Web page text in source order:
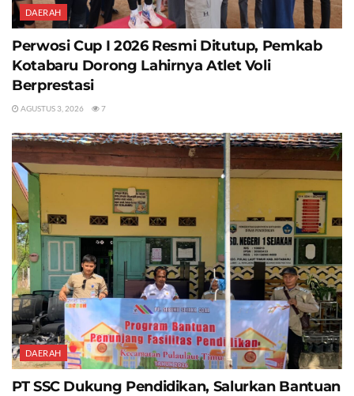
DAERAH
Perwosi Cup I 2026 Resmi Ditutup, Pemkab
Kotabaru Dorong Lahirnya Atlet Voli
Berprestasi
AGUSTUS 3, 2026 7
DAERAH
PT SSC Dukung Pendidikan, Salurkan Bantuan